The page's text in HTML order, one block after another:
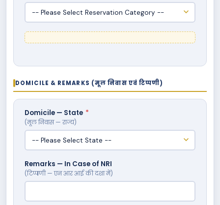
DOMICILE & REMARKS (मूल निवास एवं टिप्पणी)
Domicile — State *
(मूल निवास — राज्य)
Remarks — In Case of NRI
(टिप्पणी — एन आर आई की दशा में)